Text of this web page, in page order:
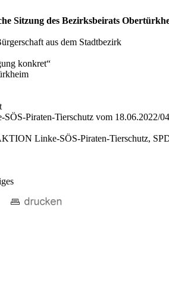
Sitzung des Bezirksbeirats
aus dem Stadtbezirk
konkret“
Piraten-Tierschutz vom 18.06.2022/
Linke-SÖS-Piraten-Tierschutz,